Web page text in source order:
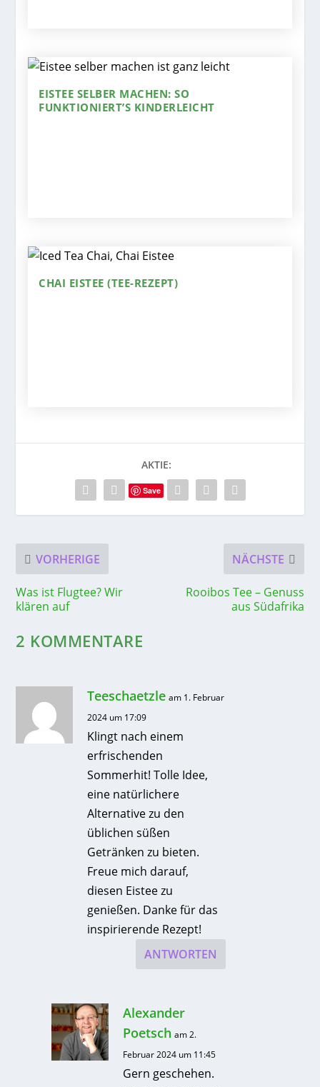
EISTEE SELBER MACHEN: SO
FUNKTIONIERT’S KINDERLEICHT
CHAI EISTEE (TEE-REZEPT)
AKTIE:
Save
VORHERIGE
Was ist Flugtee? Wir
klären auf
NÄCHSTE
Rooibos Tee – Genuss
aus Südafrika
2 KOMMENTARE
Teeschaetzle am 1. Februar
2024 um 17:09
Klingt nach einem
erfrischenden
Sommerhit! Tolle Idee,
eine natürlichere
Alternative zu den
üblichen süßen
Getränken zu bieten.
Freue mich darauf,
diesen Eistee zu
genießen. Danke für das
inspirierende Rezept!
ANTWORTEN
Alexander
Poetsch am 2.
Februar 2024 um 11:45
Gern geschehen.